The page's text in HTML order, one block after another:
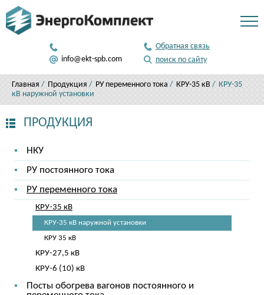
Обратная связь
info@ekt-spb.com
поиск по сайту
Главная / Продукция / РУ переменного тока / КРУ-35 кВ / КРУ-35
кВ наружной установки
ПРОДУКЦИЯ
НКУ
РУ постоянного тока
РУ переменного тока
КРУ-35 кВ
КРУ-35 кВ наружной установки
КРУ 35 кВ
КРУ-27,5 кВ
КРУ-6 (10) кВ
Посты обогрева вагонов постоянного и